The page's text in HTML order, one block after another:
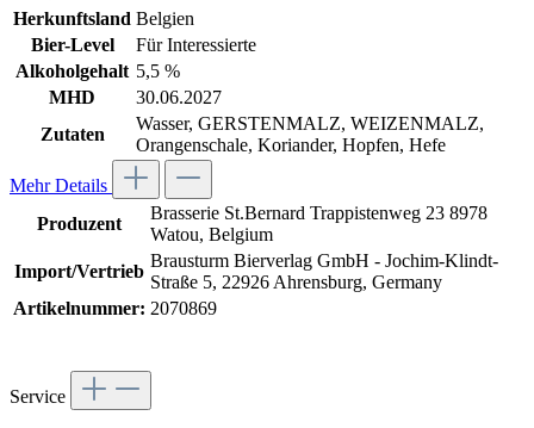
Herkunftsland Belgien
Bier-Level
Für Interessierte
Alkoholgehalt 5,5 %
MHD
30.06.2027
Zutaten
Wasser, GERSTENMALZ, WEIZENMALZ,
Orangenschale, Koriander, Hopfen, Hefe
Mehr Details
Produzent
Brasserie St.Bernard Trappistenweg 23 8978
Watou, Belgium
Import/Vertrieb
Brausturm Bierverlag GmbH - Jochim-Klindt-
Straße 5, 22926 Ahrensburg, Germany
Artikelnummer: 2070869
Service